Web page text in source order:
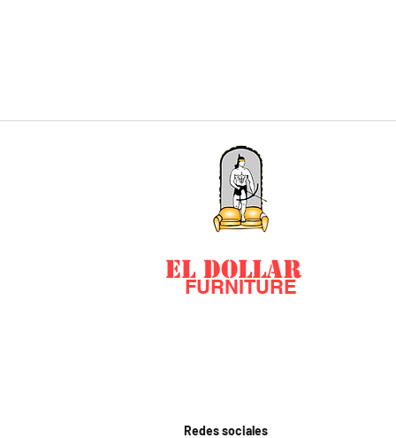
EL DOLLAR
FURNITURE
Redes sociales